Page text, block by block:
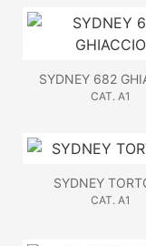
SYDNEY 682
CAT. A1
SYDNEY
CAT. A1